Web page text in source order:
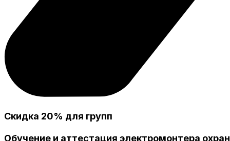
Скидка 20% для групп
Обучение и аттестация электромонтера